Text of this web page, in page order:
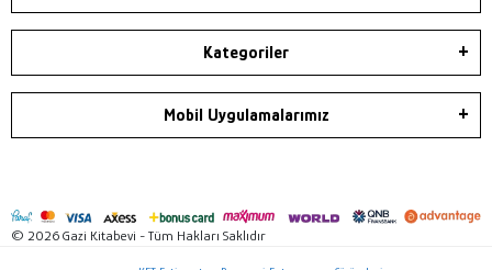
Kategoriler
Mobil Uygulamalarımız
© 2026 Gazi Kitabevi - Tüm Hakları Saklıdır